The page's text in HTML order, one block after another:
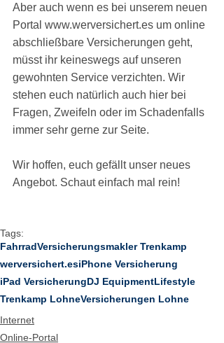
Aber auch wenn es bei unserem neuen
Portal www.werversichert.es um online
abschließbare Versicherungen geht,
müsst ihr keineswegs auf unseren
gewohnten Service verzichten. Wir
stehen euch natürlich auch hier bei
Fragen, Zweifeln oder im Schadenfalls
immer sehr gerne zur Seite.
Wir hoffen, euch gefällt unser neues
Angebot. Schaut einfach mal rein!
Tags:
FahrradVersicherungsmakler Trenkamp
werversichert.esiPhone Versicherung
iPad VersicherungDJ EquipmentLifestyle
Trenkamp LohneVersicherungen Lohne
Internet
Online-Portal